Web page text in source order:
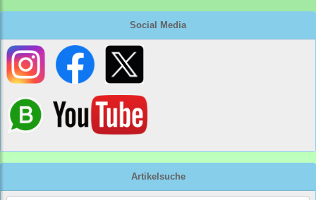
Social Media
Artikelsuche